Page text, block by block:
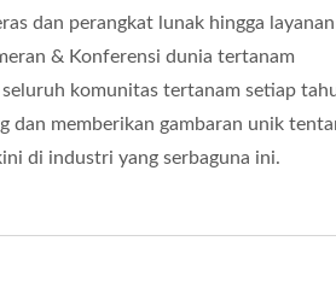
dan perangkat lunak hingga layanan
& Konferensi dunia tertanam
komunitas tertanam setiap
dan memberikan gambaran unik
di industri yang serbaguna ini.